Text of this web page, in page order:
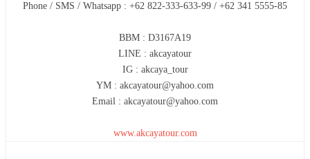
Phone / SMS / Whatsapp : +62 822-333-633-99 / +62 341 5555-85
BBM : D3167A19
LINE : akcayatour
IG : akcaya_tour
YM : akcayatour@yahoo.com
Email : akcayatour@yahoo.com
www.akcayatour.com